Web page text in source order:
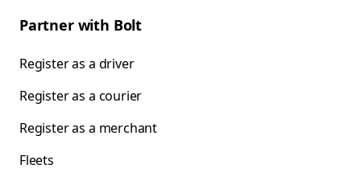
Partner with Bolt
Register as a driver
Register as a courier
Register as a merchant
Fleets